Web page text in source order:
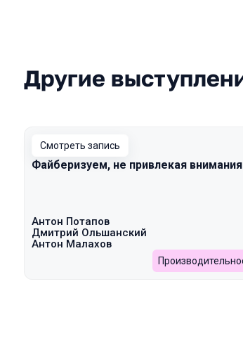
Другие
Смотреть запись
Файберизуем, не привлекая
Антон Потапов
Дмитрий Ольшанский
Антон Малахов